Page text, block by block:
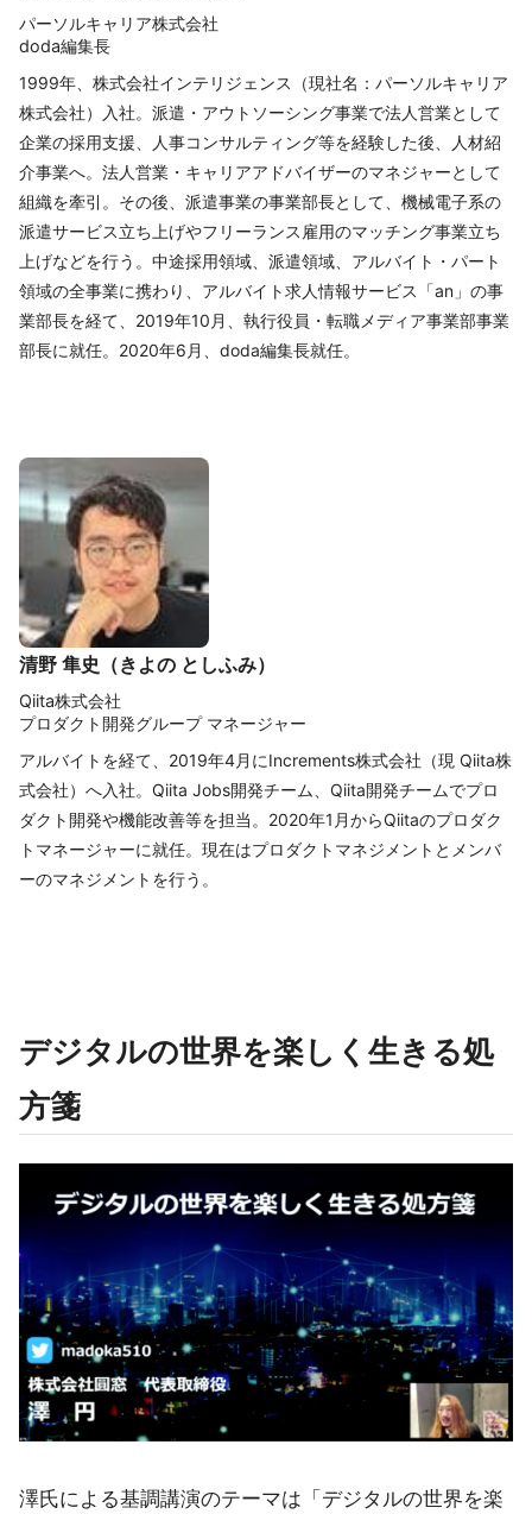
パーソルキャリア株式会社
doda編集長
1999年、株式会社インテリジェンス（現社名：パーソルキャリア
株式会社）入社。派遣・アウトソーシング事業で法人営業として
企業の採用支援、人事コンサルティング等を経験した後、人材紹
介事業へ。法人営業・キャリアアドバイザーのマネジャーとして
組織を牽引。その後、派遣事業の事業部長として、機械電子系の
派遣サービス立ち上げやフリーランス雇用のマッチング事業立ち
上げなどを行う。中途採用領域、派遣領域、アルバイト・パート
領域の全事業に携わり、アルバイト求人情報サービス「an」の事
業部長を経て、2019年10月、執行役員・転職メディア事業部事業
部長に就任。2020年6月、doda編集長就任。
清野 隼史（きよの としふみ）
Qiita株式会社
プロダクト開発グループ マネージャー
アルバイトを経て、2019年4月にIncrements株式会社（現 Qiita株
式会社）へ入社。Qiita Jobs開発チーム、Qiita開発チームでプロ
ダクト開発や機能改善等を担当。2020年1月からQiitaのプロダク
トマネージャーに就任。現在はプロダクトマネジメントとメンバ
ーのマネジメントを行う。
デジタルの世界を楽しく生きる処
方箋
澤氏による基調講演のテーマは「デジタルの世界を楽